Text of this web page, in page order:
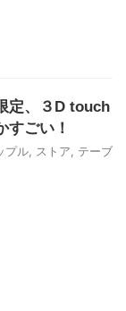
定、３D touch
すごい！
プル ストア
テーブ